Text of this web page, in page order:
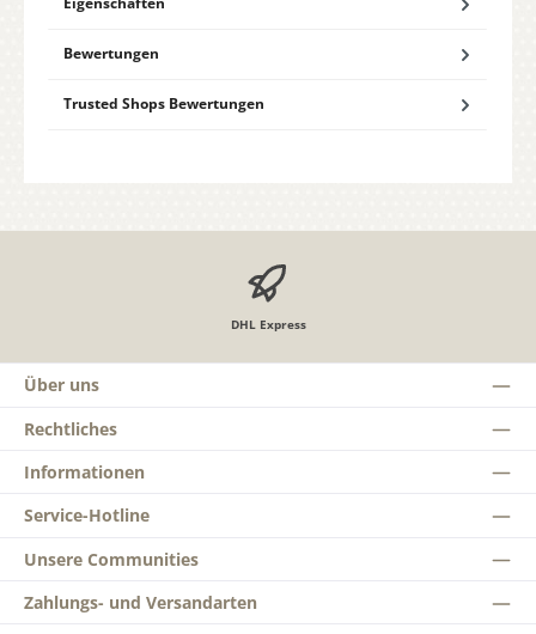
Bewertungen
Trusted Shops Bewertungen
DHL Express
Über uns
Rechtliches
Informationen
Service-Hotline
Unsere Communities
Zahlungs- und Versandarten